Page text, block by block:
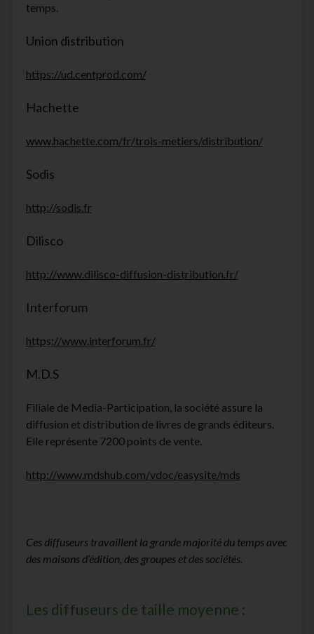
temps.
Union distribution
https://ud.centprod.com/
Hachette
www.hachette.com/fr/trois-metiers/distribution/
Sodis
http://sodis.fr
Dilisco
http://www.dilisco-diffusion-distribution.fr/
Interforum
https://www.interforum.fr/
M.D.S
Filiale de Media-Participation, la société assure la
diffusion et distribution de livres de grands éditeurs.
Elle représente 7200 points de vente.
http://www.mdshub.com/vdoc/easysite/mds
Ces diffuseurs travaillent la grande majorité du temps avec
des maisons d’édition, des groupes et des sociétés.
Les diffuseurs de taille moyenne :